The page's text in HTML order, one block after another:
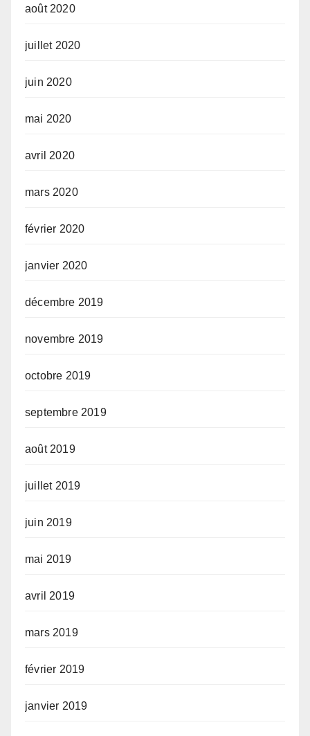
août 2020
juillet 2020
juin 2020
mai 2020
avril 2020
mars 2020
février 2020
janvier 2020
décembre 2019
novembre 2019
octobre 2019
septembre 2019
août 2019
juillet 2019
juin 2019
mai 2019
avril 2019
mars 2019
février 2019
janvier 2019